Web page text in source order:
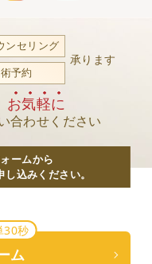
ンセリング
予約
承ります
お気軽に
合わせください
ームから
込みください。
30秒
ム